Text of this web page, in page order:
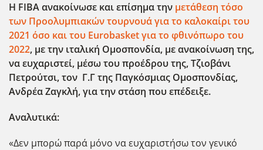
Η FIBAανακοίνωσε και επίσημα την μετάθεση τόσο
των Προολυμπιακών τουρνουά για το καλοκαίρι του
2021 όσο και του Eurobasketγια το φθινόπωρο του
2022, με την ιταλική Ομοσπονδία, με ανακοίνωση της,
να ευχαριστεί, μέσω του προέδρου της, Τζιοβάνι
Πετρούτσι, τον Γ.Γ της Παγκόσμιας Ομοσπονδίας,
Ανδρέα Ζαγκλή, για την στάση που επέδειξε.
Αναλυτικά:
«Δεν μπορώ παρά μόνο να ευχαριστήσω τον γενικό